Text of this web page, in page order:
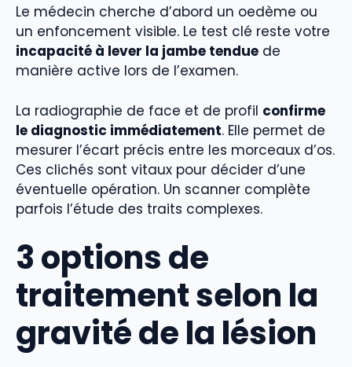
Le médecin cherche d’abord un oedème ou
un enfoncement visible. Le test clé reste votre
incapacité à lever la jambe tendue de
manière active lors de l’examen.
La radiographie de face et de profil confirme
le diagnostic immédiatement. Elle permet de
mesurer l’écart précis entre les morceaux d’os.
Ces clichés sont vitaux pour décider d’une
éventuelle opération. Un scanner complète
parfois l’étude des traits complexes.
3 options de
traitement selon la
gravité de la lésion